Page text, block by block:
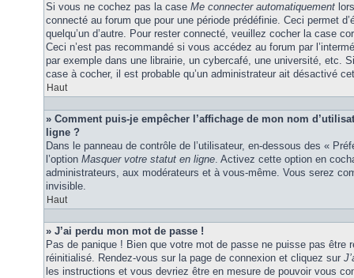
Si vous ne cochez pas la case Me connecter automatiquement
connecté au forum que pour une période prédéfinie. Ceci permet
quelqu’un d’autre. Pour rester connecté, veuillez cocher la case
Ceci n’est pas recommandé si vous accédez au forum par
par exemple dans une librairie, un cybercafé, une université, etc.
case à cocher, il est probable qu’un administrateur ait désactivé
Haut
» Comment puis-je empêcher l’affichage de mon nom
ligne ?
Dans le panneau de contrôle de l’utilisateur, en-dessous des «
l’option Masquer votre statut en ligne. Activez cette option en
administrateurs, aux modérateurs et à vous-même. Vous serez
invisible.
Haut
» J’ai perdu mon mot de passe !
Pas de panique ! Bien que votre mot de passe ne puisse pas être
réinitialisé. Rendez-vous sur la page de connexion et cliquez sur
les instructions et vous devriez être en mesure de pouvoir vous